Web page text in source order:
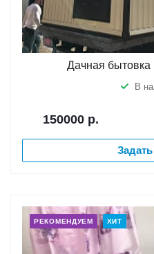
Дачная
В
150000 р.
РЕКОМЕНДУЕМ ХИТ